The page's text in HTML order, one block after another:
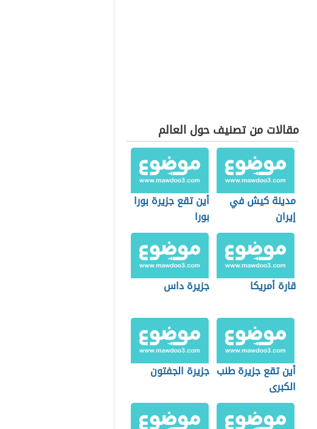
مقالات من تصنيف حول العالم
مدينة كيش في
إيران
أين تقع جزيرة بورا
بورا
قارة أمريكا جزيرة داس
أين تقع جزيرة طنب
الكبرى
جزيرة الجفتون